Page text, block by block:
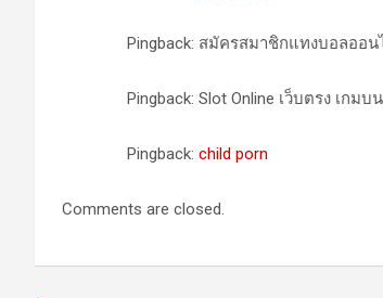
Pingback: สมัครสมาชิกแทงบอลออน
Pingback: Slot Online เว็บตรง เกมบ
Pingback: child porn
Comments are closed.